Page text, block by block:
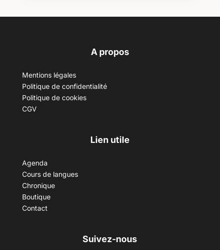
A propos
Mentions légales
Politique de confidentialité
Politique de cookies
CGV
Lien utile
Agenda
Cours de langues
Chronique
Boutique
Contact
Suivez-nous